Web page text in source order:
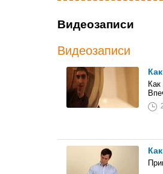
Видеозаписи
Видеозаписи